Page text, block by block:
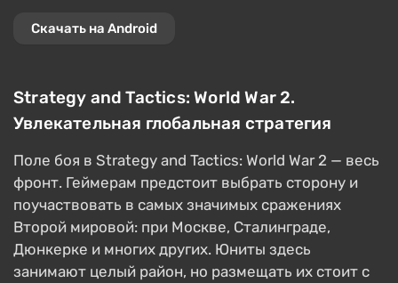
Скачать на Android
Strategy and Tactics: World War 2.
Увлекательная глобальная стратегия
Поле боя в Strategy and Tactics: World War 2 — весь
фронт. Геймерам предстоит выбрать сторону и
поучаствовать в самых значимых сражениях
Второй мировой: при Москве, Сталинграде,
Дюнкерке и многих других. Юниты здесь
занимают целый район, но размещать их стоит с